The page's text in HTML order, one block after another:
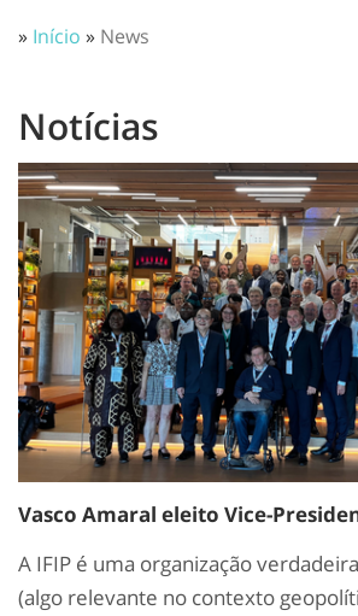
» Início » News
Notícias
Vasco Amaral eleito Vice-
A IFIP é uma organização
(algo relevante no contexto